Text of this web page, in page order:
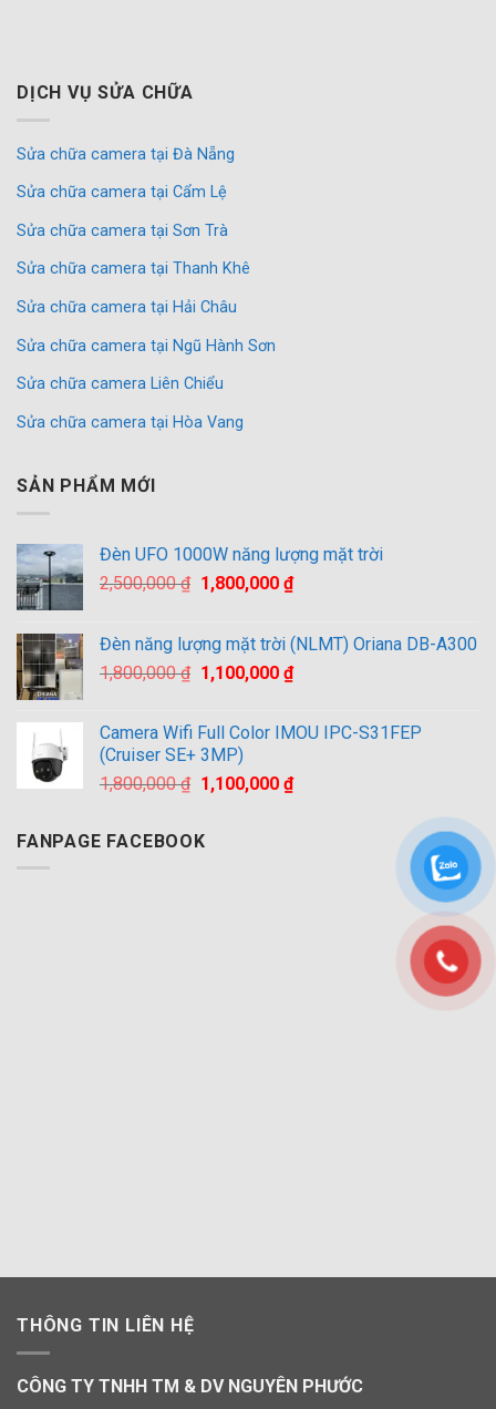
DỊCH VỤ SỬA CHỮA
Sửa chữa camera tại Đà Nẵng
Sửa chữa camera tại Cẩm Lệ
Sửa chữa camera tại Sơn Trà
Sửa chữa camera tại Thanh Khê
Sửa chữa camera tại Hải Châu
Sửa chữa camera tại Ngũ Hành Sơn
Sửa chữa camera Liên Chiểu
Sửa chữa camera tại Hòa Vang
SẢN PHẨM MỚI
Đèn UFO 1000W năng lượng mặt trời
2,500,000₫ Giá
2,500,000 ₫.
1,800,000 ₫Giá
là:
1,800,000 ₫.
Đèn năng lượng mặt trời (NLMT) Oriana DB-A300
1,800,000₫ Giá
1,800,000 ₫.
1,100,000 ₫Giá
là:
Camera Wifi Full Color IMOU IPC-S31FEP
(Cruiser SE+ 3MP)
1,800,000₫ Giá
là:
1,800,000 ₫.
1,100,000 ₫Giá
FANPAGE FACEBOOK
THÔNG TIN LIÊN HỆ
CÔNG TY TNHH TM & DV NGUYÊN PHƯỚC